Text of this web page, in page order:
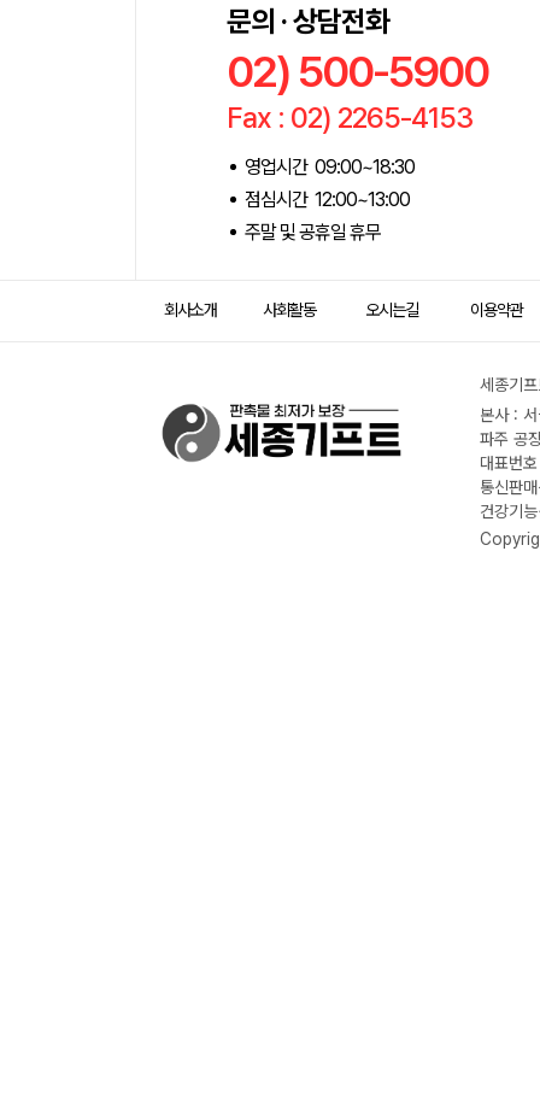
문의 · 상담전화
02) 500-5900
Fax : 02) 2265-4153
영업시간 09:00~18:30
점심시간 12:00~13:00
주말 및 공휴일 휴무
회사소개 사회활동 오시는길 이용약관
세종기
본사 :
파주 공
대표번
통신판
건강기